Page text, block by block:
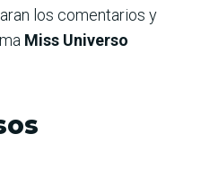
los comentarios y
Miss Universo